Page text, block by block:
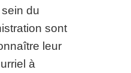
du
sont
leur
à